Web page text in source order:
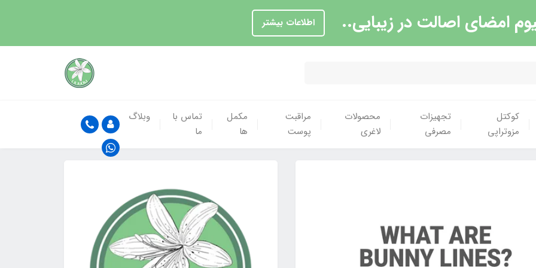
امضای اصالت در زیبایی.. اطلاعات بیشتر
کوکتل
مزوتراپی
تجهیزات
مصرفی
محصولات
لاغری
مراقبت
پوست
مکمل
ها
تماس با
ما
وبلاگ